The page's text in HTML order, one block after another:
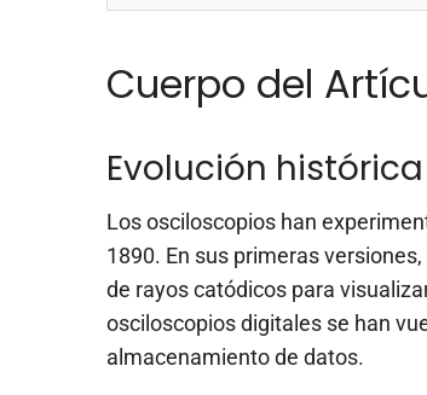
Cuerpo del
Evolución
Los osciloscopios han
1890. En sus primeras
de rayos catódicos para
osciloscopios digitales se han
almacenamiento de datos.